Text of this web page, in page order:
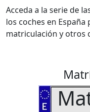
Acceda a la serie de
los coches en
matriculación y otros